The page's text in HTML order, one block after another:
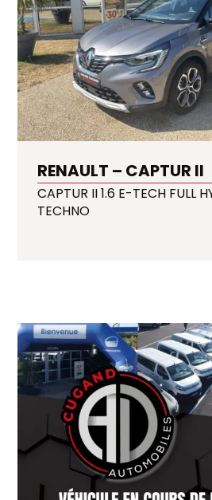
RENAULT – CAPTUR II
CAPTUR II 1.6 E-TECH FULL
TECHNO